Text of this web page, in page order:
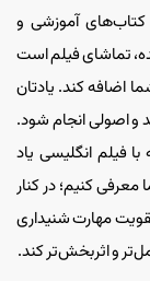
کتاب‌های آموزشی و
تماشای فیلم است
اضافه کند. یادتان
و اصولی انجام شود.
فیلم انگلیسی یاد
کنیم؛ در کنار
تقویت مهارت شنیداری
و اثربخش‌تر کند.